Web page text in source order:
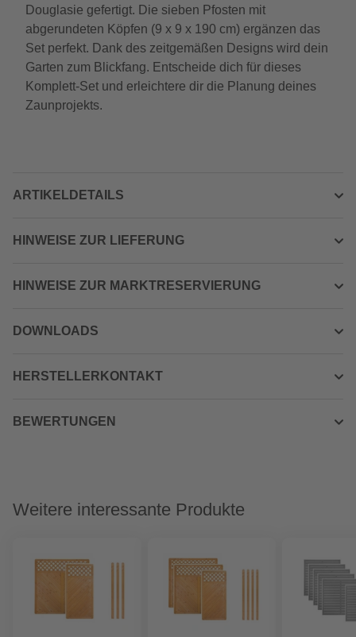
Douglasie gefertigt. Die sieben Pfosten mit
abgerundeten Köpfen (9 x 9 x 190 cm) ergänzen das
Set perfekt. Dank des zeitgemäßen Designs wird dein
Garten zum Blickfang. Entscheide dich für dieses
Komplett-Set und erleichtere dir die Planung deines
Zaunprojekts.
ARTIKELDETAILS
HINWEISE ZUR LIEFERUNG
HINWEISE ZUR MARKTRESERVIERUNG
DOWNLOADS
HERSTELLERKONTAKT
BEWERTUNGEN
Weitere interessante Produkte